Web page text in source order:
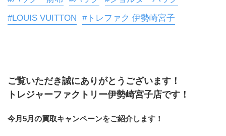
#LOUIS VUITTON
#トレファク 伊勢崎宮子
ご覧いただき誠にありがとうございます！
トレジャーファクトリー伊勢崎宮子店です！
今月5月の買取キャンペーンをご紹介します！